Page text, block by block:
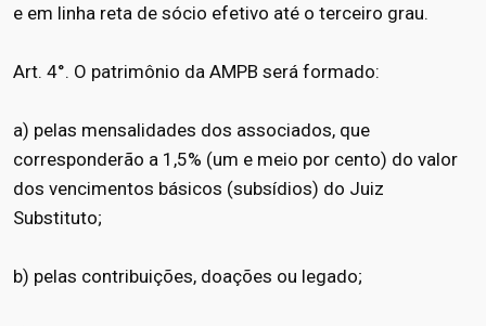
e em linha reta de sócio efetivo até o terceiro grau.
Art. 4°. O patrimônio da AMPB será formado:
a) pelas mensalidades dos associados, que
corresponderão a 1,5% (um e meio por cento) do valor
dos vencimentos básicos (subsídios) do Juiz
Substituto;
b) pelas contribuições, doações ou legado;